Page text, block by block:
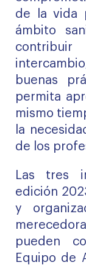
de la vida
ámbito
buenas
permita
mismo
la
de los
Las tres
edición
y
pueden
Equipo de